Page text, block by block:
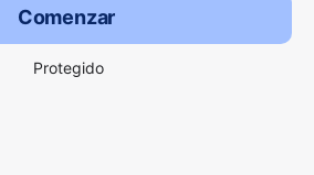
Comenzar
Protegido